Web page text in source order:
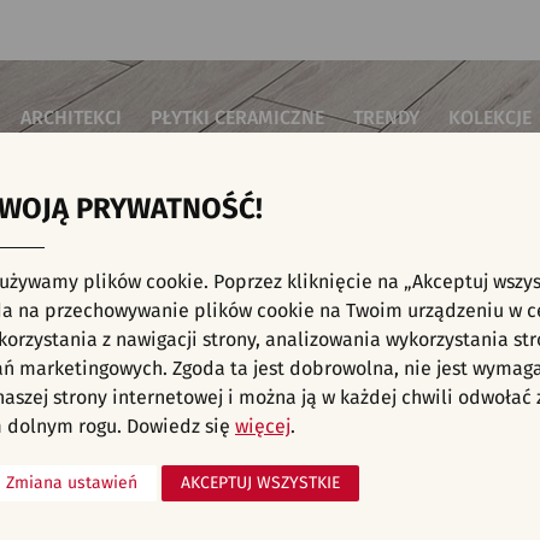
ARCHITEKCI PŁYTKI CERAMICZNE TRENDY KOLEKCJE
do sypialni
kuchenne
łazienkowe
na schody
na taras
komercyjne
Płytki ścienne
Płytki cegiełki
Płytki drewnopodobne
Płytki heksagonalne
Płytki jodełka
Płytki kamienne
Płytki kolorowe
Płytki
Płytki we
KAFELKI - KUCHNIA, DREWNO, CZARNE
aranżacji spełniających wybrane filtry. Przejdź do pełnejoferty
PRYWATNOŚĆ!
plików cookie. Poprzez kliknięcie na „Akceptuj
na przechowywanie plików cookie na Twoim urządzeniu w
z nawigacji strony, analizowania wykorzystania
marketingowych. Zgoda ta jest dobrowolna, nie jest
strony internetowej i można ją w każdej chwili odwołać
dolnym rogu. Dowiedz się więcej.
Zmiana ustawień AKCEPTUJ WSZYSTKIE